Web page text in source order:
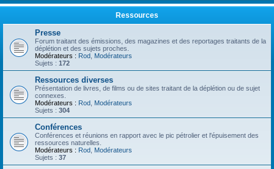
Ressources
Presse
Forum traitant des émissions, des magazines et des reportages traitants de la
déplétion et des sujets proches.
Modérateurs : Rod Modérateurs
Sujets : 172
Ressources diverses
Présentation de livres, de films ou de sites traitant de la déplétion ou de sujet
connexes.
Modérateurs : Rod Modérateurs
Sujets : 304
Conférences
Conférences et réunions en rapport avec le pic pétrolier et l'épuisement des
ressources naturelles.
Modérateurs : Rod Modérateurs
Sujets : 37